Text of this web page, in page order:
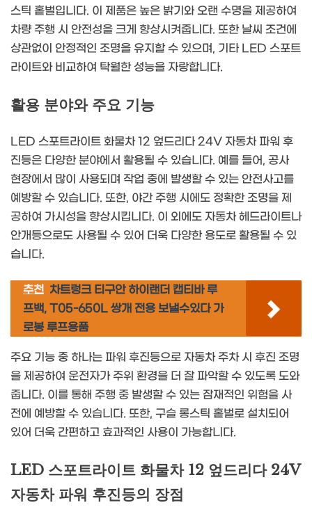
스틱 홑벌입니다. 이 제품은 높은 밝기와 오랜 수명을 제공하여
차량 주행 시 안전성을 크게 향상시켜줍니다. 또한 날씨 조건에
상관없이 안정적인 조명을 유지할 수 있으며, 기타 LED 스포트
라이트와 비교하여 탁월한 성능을 자랑합니다.
활용 분야와 주요 기능
LED 스포트라이트 화물차 12 엎드리다 24V 자동차 파워 후
진등은 다양한 분야에서 활용될 수 있습니다. 예를 들어, 공사
현장에서 많이 사용되며 작업 중에 발생할 수 있는 안전사고를
예방할 수 있습니다. 또한, 야간 주행 시에도 정확한 조명을 제
공하여 가시성을 향상시킵니다. 이 외에도 자동차 헤드라이트나
안개등으로도 사용될 수 있어 더욱 다양한 용도로 활용될 수 있
습니다.
추천 차트렁크 티구안 하이랜더 캡티바 루
프백, T05-650L 쌍개 전용 보낼수있다 가
로봉 루프용품
주요 기능 중 하나는 파워 후진등으로 자동차 주차 시 후진 조명
을 제공하여 운전자가 주위 환경을 더 잘 파악할 수 있도록 도와
줍니다. 이를 통해 주행 중 발생할 수 있는 잠재적인 위험을 사
전에 예방할 수 있습니다. 또한, 구슬 롱스틱 홑벌로 설치되어
있어 더욱 간편하고 효과적인 사용이 가능합니다.
LED 스포트라이트 화물차 12 엎드리다 24V
자동차 파워 후진등의 장점